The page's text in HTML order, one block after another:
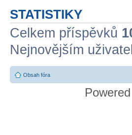
STATISTIKY
Celkem příspěvků
Nejnovějším
Obsah fóra